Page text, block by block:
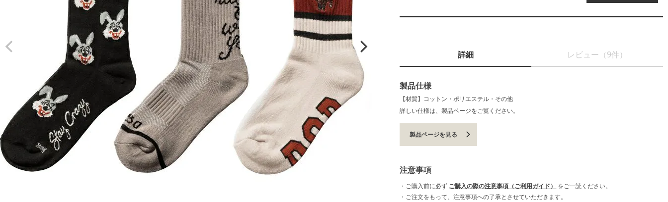
詳細 レビュー（9件）
製品仕様
【材質】コットン・ポリエステル・その他
詳しい仕様は、製品ページをご覧ください。
製品ページを見る
注意事項
・ご購入前に必ず ご購入の際の注意事項（ご利用ガイド）
をご一読ください。
・ご注文をもって、注意事項への了承とさせていただきます。